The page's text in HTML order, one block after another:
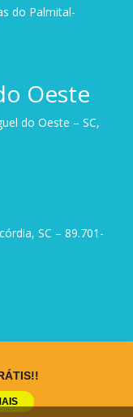
do Palmital-
Oeste
do Oeste – SC,
SC – 89.701-